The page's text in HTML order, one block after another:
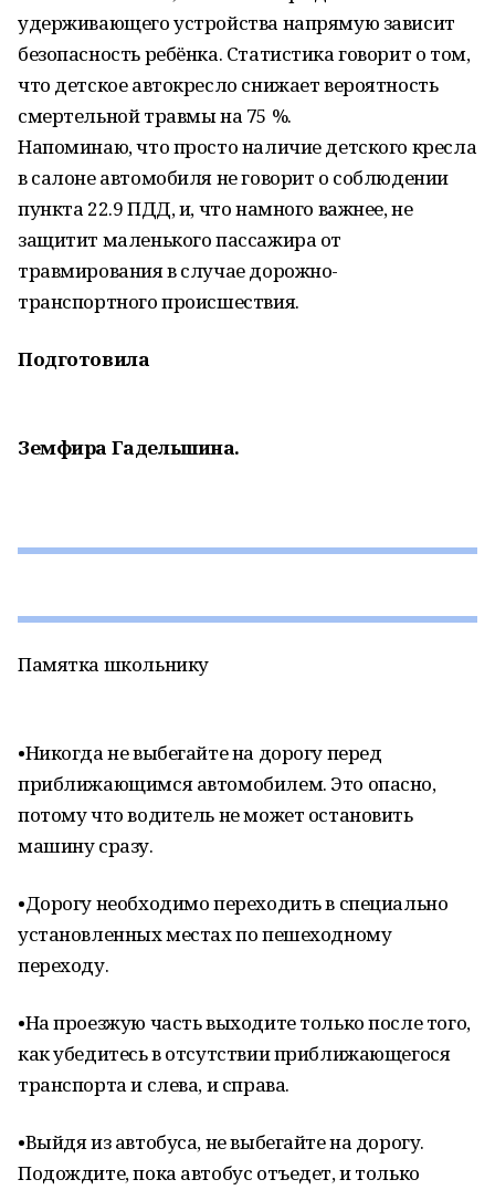
удерживающего устройства напрямую зависит
безопасность ребёнка. Статистика говорит о том,
что детское автокресло снижает вероятность
смертельной травмы на 75 %.
Напоминаю, что просто наличие детского кресла
в салоне автомобиля не говорит о соблюдении
пункта 22.9 ПДД, и, что намного важнее, не
защитит маленького пассажира от
травмирования в случае дорожно-
транспортного происшествия.
Подготовила
Земфира Гадельшина.
Памятка школьнику
•Никогда не выбегайте на дорогу перед
приближающимся автомобилем. Это опасно,
потому что водитель не может остановить
машину сразу.
•Дорогу необходимо переходить в специально
установленных местах по пешеходному
переходу.
•На проезжую часть выходите только после того,
как убедитесь в отсутствии приближающегося
транспорта и слева, и справа.
•Выйдя из автобуса, не выбегайте на дорогу.
Подождите, пока автобус отъедет, и только